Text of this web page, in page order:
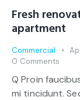
Fresh
apartment
Commercial
0 Comments
Q Proin
mi tincidunt.